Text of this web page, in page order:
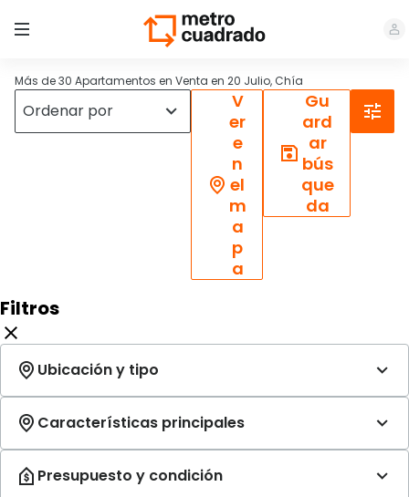
Más de 30 Apartamentos en Venta en 20 Julio, Chía
V
er
e
n
el
m
a
p
a
Gu
ard
ar
bús
que
da
Filtros